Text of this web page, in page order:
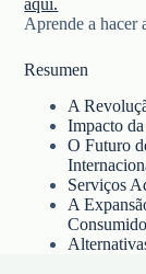
Aprende a hacer
Resumen
A
Impacto
O Futuro
Serviços
A